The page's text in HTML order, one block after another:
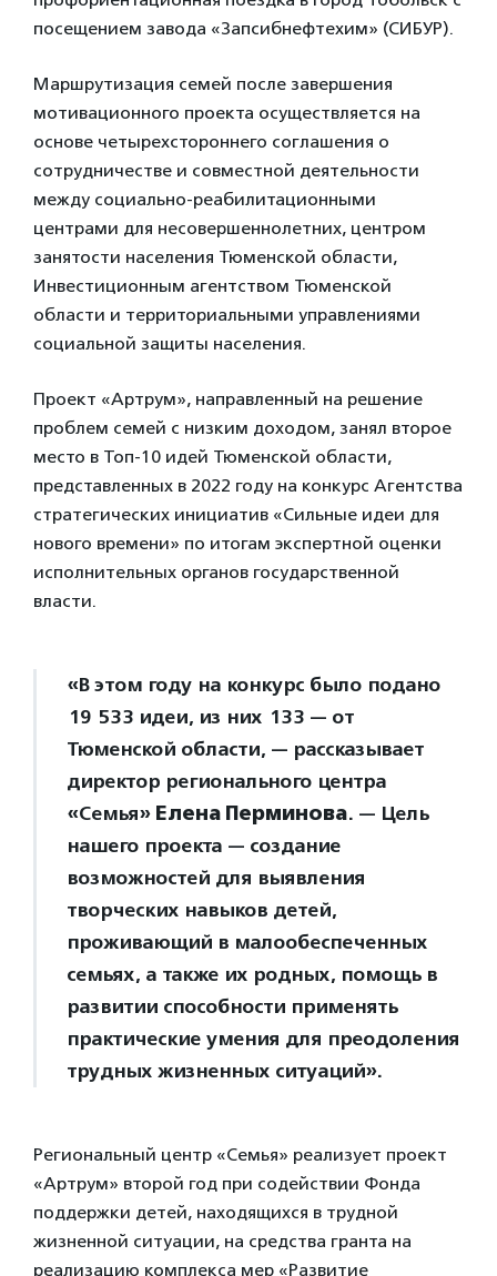
посещением завода «Запсибнефтехим» (СИБУР).
Маршрутизация семей после завершения
мотивационного проекта осуществляется на
основе четырехстороннего соглашения о
сотрудничестве и совместной деятельности
между социально-реабилитационными
центрами для несовершеннолетних, центром
занятости населения Тюменской области,
Инвестиционным агентством Тюменской
области и территориальными управлениями
социальной защиты населения.
Проект «Артрум», направленный на решение
проблем семей с низким доходом, занял второе
место в Топ-10 идей Тюменской области,
представленных в 2022 году на конкурс Агентства
стратегических инициатив «Сильные идеи для
нового времени» по итогам экспертной оценки
исполнительных органов государственной
власти.
«В этом году на конкурс было подано
19 533 идеи, из них 133 — от
Тюменской области, — рассказывает
директор регионального центра
«Семья» Елена Перминова. — Цель
нашего проекта — создание
возможностей для выявления
творческих навыков детей,
проживающий в малообеспеченных
семьях, а также их родных, помощь в
развитии способности применять
практические умения для преодоления
трудных жизненных ситуаций».
Региональный центр «Семья» реализует проект
«Артрум» второй год при содействии Фонда
поддержки детей, находящихся в трудной
жизненной ситуации, на средства гранта на
реализацию комплекса мер «Развитие